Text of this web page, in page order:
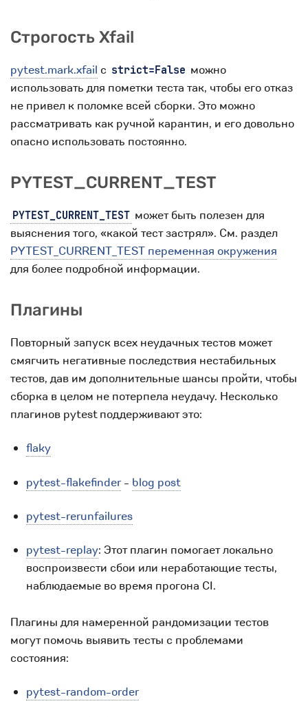
Строгость Xfail
pytest.mark.xfail с strict=False можно
использовать для пометки теста так, чтобы его отказ
не привел к поломке всей сборки. Это можно
рассматривать как ручной карантин, и его довольно
опасно использовать постоянно.
PYTEST_CURRENT_TEST
PYTEST_CURRENT_TEST может быть полезен для
выяснения того, «какой тест застрял». См. раздел
PYTEST_CURRENT_TEST переменная окружения
для более подробной информации.
Плагины
Повторный запуск всех неудачных тестов может
смягчить негативные последствия нестабильных
тестов, дав им дополнительные шансы пройти, чтобы
сборка в целом не потерпела неудачу. Несколько
плагинов pytest поддерживают это:
flaky
pytest-flakefinder- blog post
pytest-rerunfailures
pytest-replay: Этот плагин помогает локально
воспроизвести сбои или неработающие тесты,
наблюдаемые во время прогона CI.
Плагины для намеренной рандомизации тестов
могут помочь выявить тесты с проблемами
состояния:
pytest-random-order